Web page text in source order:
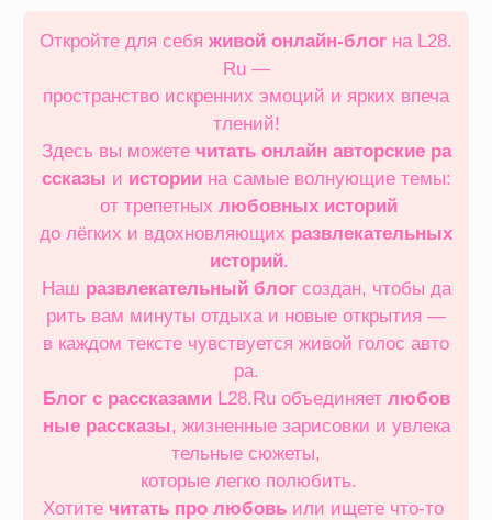
Откройте для себя живой онлайн‑блог на L28.
Ru —
пространство искренних эмоций и ярких впеча
тлений!
Здесь вы можете читать онлайн авторские ра
ссказы и историина самые волнующие темы:
от трепетных любовных историй
до лёгких и вдохновляющих развлекательных
историй.
Наш развлекательный блогсоздан, чтобы да
рить вам минуты отдыха и новые открытия —
в каждом тексте чувствуется живой голос авто
ра.
Блог с рассказамиL28.Ru объединяет любов
ные рассказы, жизненные зарисовки и увлека
тельные сюжеты,
которые легко полюбить.
Хотите читать про любовь или ищете что‑то